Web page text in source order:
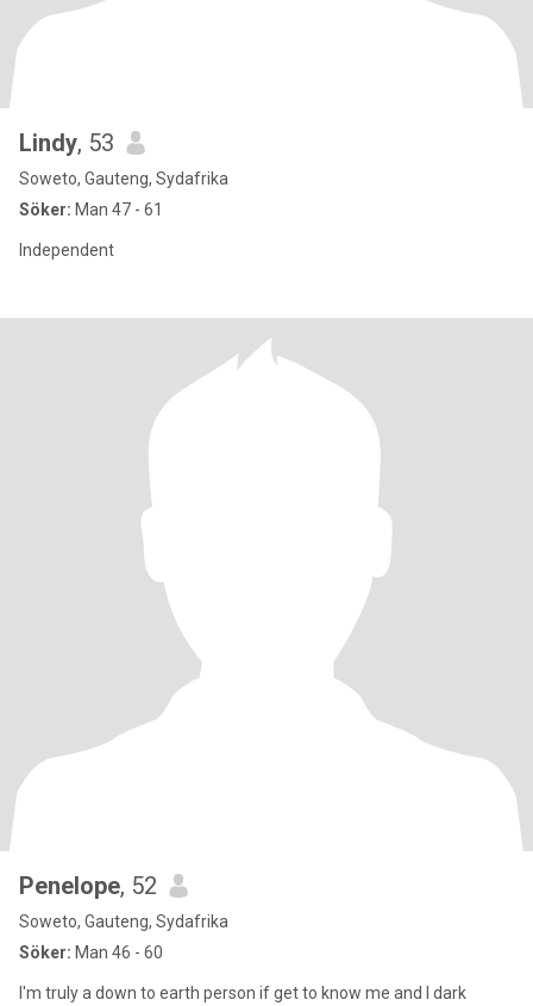
Lindy, 53
Soweto, Gauteng, Sydafrika
Söker: Man 47 - 61
Independent
Penelope, 52
Soweto, Gauteng, Sydafrika
Söker: Man 46 - 60
I'm truly a down to earth person if get to know me and I dark